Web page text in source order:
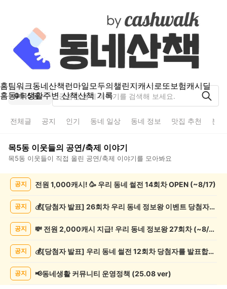
홈팀워크동네산책런마일모두의챌린지캐시로또보험캐시딜
홈동네 생활주변 산책산책 기록
목5동
전체글 공지 인기 동네 일상 동네 정보 맛집 추천 분
목5동 이웃들의 공연/축제 이야기
목5동 이웃들이 직접 올린 공연/축제 이야기를 모아봐요
록
공지 전원 1,000캐시! 🥳 우리 동네 썰전 14회차 OPEN (~8/17)
공지 💰[당첨자 발표] 26회차 우리 동네 정보왕 이벤트 당첨자를 발표합니다!
공지 💸 전원 2,000캐시 지급! 우리 동네 정보왕 27회차 (~8/10)
공지 💰[당첨자 발표] 우리 동네 썰전 12회차 당첨자를 발표합니다!
공지 📢동네생활 커뮤니티 운영정책 (25.08 ver)